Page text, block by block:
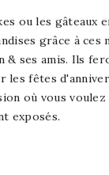
ou les gâteaux
grâce à ces
ses amis. Ils
les fêtes
où vous voulez
exposés.